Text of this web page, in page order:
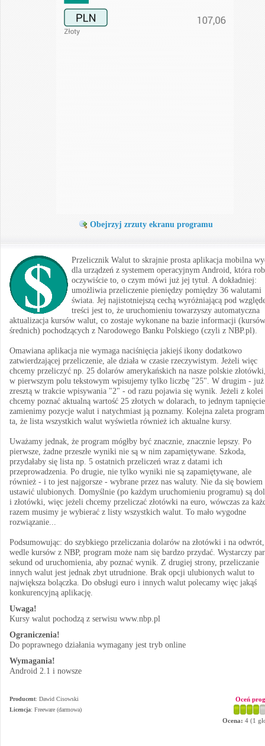
Obejrzyj zrzuty ekranu programu
Przelicznik Walut to skrajnie prosta aplikacja mobilna
dla urządzeń z systemem operacyjnym Android, która
oczywiście to, o czym mówi już jej tytuł. A dokładniej:
umożliwia przeliczenie pieniędzy pomiędzy 36 walutami
świata. Jej najistotniejszą cechą wyróżniającą pod
treści jest to, że uruchomieniu towarzyszy automatyczna
aktualizacja kursów walut, co zostaje wykonane na bazie informacji (kursów
średnich) pochodzących z Narodowego Banku Polskiego (czyli z NBP.pl).
Omawiana aplikacja nie wymaga naciśnięcia jakiejś ikony dodatkowo
zatwierdzającej przeliczenie, ale działa w czasie rzeczywistym. Jeżeli więc
chcemy przeliczyć np. 25 dolarów amerykańskich na nasze polskie
w pierwszym polu tekstowym wpisujemy tylko liczbę "25". W drugim - już
zresztą w trakcie wpisywania "2" - od razu pojawia się wynik. Jeżeli z kolei
chcemy poznać aktualną wartość 25 złotych w dolarach, to jednym
zamienimy pozycje walut i natychmiast ją poznamy. Kolejna zaleta
ta, że lista wszystkich walut wyświetla również ich aktualne kursy.
Uważamy jednak, że program mógłby być znacznie, znacznie lepszy. Po
pierwsze, żadne przeszłe wyniki nie są w nim zapamiętywane. Szkoda,
przydałaby się lista np. 5 ostatnich przeliczeń wraz z datami ich
przeprowadzenia. Po drugie, nie tylko wyniki nie są zapamiętywane, ale
również - i to jest najgorsze - wybrane przez nas waluty. Nie da się bowiem
ustawić ulubionych. Domyślnie (po każdym uruchomieniu programu) są
i złotówki, więc jeżeli chcemy przeliczać złotówki na euro, wówczas za
razem musimy je wybierać z listy wszystkich walut. To mało wygodne
rozwiązanie...
Podsumowując: do szybkiego przeliczania dolarów na złotówki i na odwrót,
wedle kursów z NBP, program może nam się bardzo przydać. Wystarczy
sekund od uruchomienia, aby poznać wynik. Z drugiej strony, przeliczanie
innych walut jest jednak zbyt utrudnione. Brak opcji ulubionych walut to
największa bolączka. Do obsługi euro i innych walut polecamy więc jakąś
konkurencyjną aplikację.
Uwaga!
Kursy walut pochodzą z serwisu www.nbp.pl
Ograniczenia!
Do poprawnego działania wymagany jest tryb online
Wymagania!
Android 2.1 i nowsze
Producent: Dawid Cisowski
Licencja: Freeware (darmowa)
Oceń
Ocena: 4 (1